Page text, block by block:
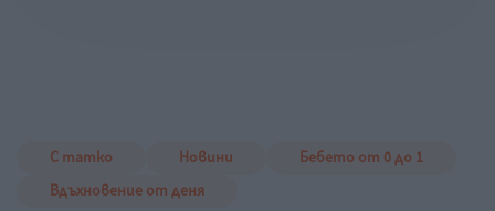
С татко Новини
Бебето от 0 до 1
Вдъхновение от деня